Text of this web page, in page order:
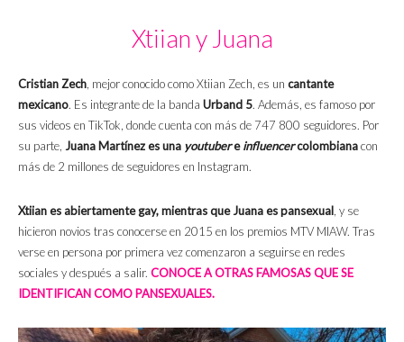
Xtiian y Juana
Cristian Zech, mejor conocido como Xtiian Zech, es un cantante
mexicano. Es integrante de la banda Urband 5. Además, es famoso por
sus videos en TikTok, donde cuenta con más de 747 800 seguidores. Por
su parte, Juana Martínez es una youtubereinfluencercolombianacon
más de 2 millones de seguidores en Instagram.
Xtiian es abiertamente gay, mientras que Juana es pansexual, y se
hicieron novios tras conocerse en 2015 en los premios MTV MIAW. Tras
verse en persona por primera vez comenzaron a seguirse en redes
sociales y después a salir. CONOCE A OTRAS FAMOSAS QUE SE
IDENTIFICAN COMO PANSEXUALES.